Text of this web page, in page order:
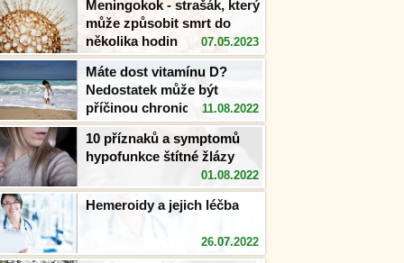
Meningokok - strašák, který
může způsobit smrt do
několika hodin
07.05.2023
Máte dost vitamínu D?
Nedostatek může být
příčinou chronického
zánětu!
11.08.2022
10 příznaků a symptomů
hypofunkce štítné žlázy
01.08.2022
Hemeroidy a jejich léčba
26.07.2022